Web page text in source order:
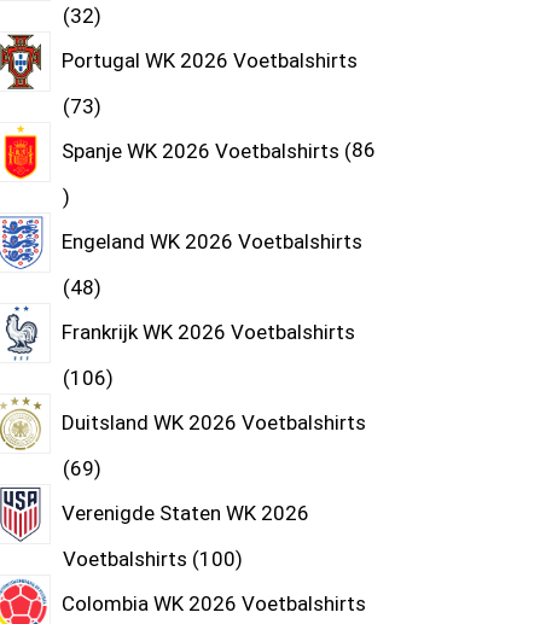
32
Portugal WK 2026 Voetbalshirts
73
Spanje WK 2026 Voetbalshirts 86
Engeland WK 2026 Voetbalshirts
48
Frankrijk WK 2026 Voetbalshirts
106
Duitsland WK 2026 Voetbalshirts
69
Verenigde Staten WK 2026
Voetbalshirts 100
Colombia WK 2026 Voetbalshirts